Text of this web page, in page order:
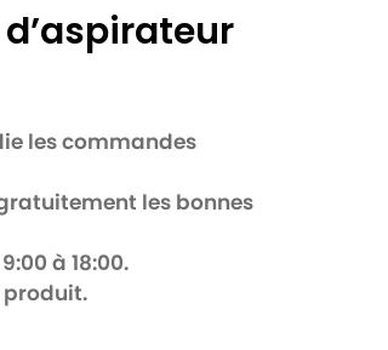
les commandes
les bonnes
à 18:00.
produit.